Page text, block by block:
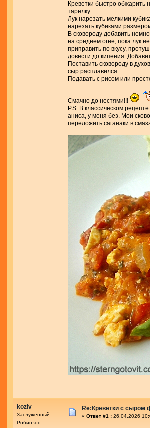
Креветки быстро обжарить
тарелку.
Лук нарезать мелкими
нарезать кубиками
В сковороду добавить
на среднем огне, пока лук
приправить по вкусу,
довести до кипения.
Поставить сковороду в
сыр расплавился.
Подавать с рисом или
Смачно до нестями!!!
P.S. В классическом
аниса, у меня без. Мои
переложить саганаки в
koziv
Заслуженный
Робинзон
Re:Креветки с сыром
« Ответ #1 : 26.04.2026